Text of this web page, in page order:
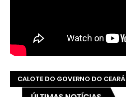
CALOTE DO GOVERNO DO CEARÁ